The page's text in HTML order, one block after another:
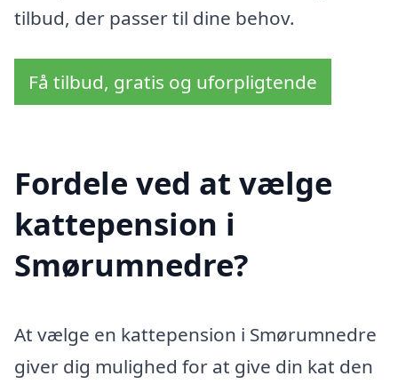
tilbud, der passer til dine behov.
Få tilbud, gratis og uforpligtende
Fordele ved at vælge
kattepension i
Smørumnedre?
At vælge en kattepension i Smørumnedre
giver dig mulighed for at give din kat den